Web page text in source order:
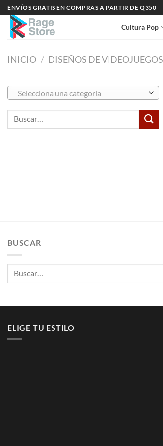
Saltar
al
contenido
ENVÍOS GRATIS EN COMPRAS A PARTIR DE Q350
Cultura Pop
INICIO / DISEÑOS DE VIDEOJUEGOS
Selecciona una categoría
Buscar
BUSCAR
Buscar
ELIGE TU ESTILO